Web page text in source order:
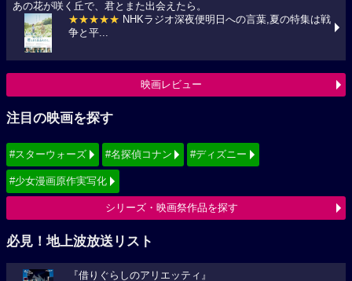
あの花が咲く丘で、君とまた出会えたら。
★★★★★ NHKラジオ深夜便明日への言葉,夏の特集は戦
争と平...
映画レビュー
注目の映画を探す
#スターウォーズ #名探偵コナン #ディズニー
#少女漫画原作実写化
シリーズ・映画祭作品を探す
必見！地上波放送リスト
『借りぐらしのアリエッティ』